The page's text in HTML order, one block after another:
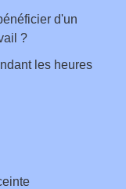
d'un
?
les heures